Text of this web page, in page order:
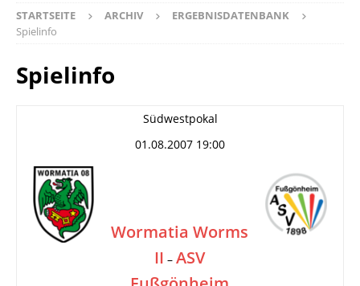
STARTSEITE ARCHIV
ERGEBNISDATENBANK
Spielinfo
Spielinfo
Südwestpokal
01.08.2007 19:00
Wormatia Worms
II – ASV